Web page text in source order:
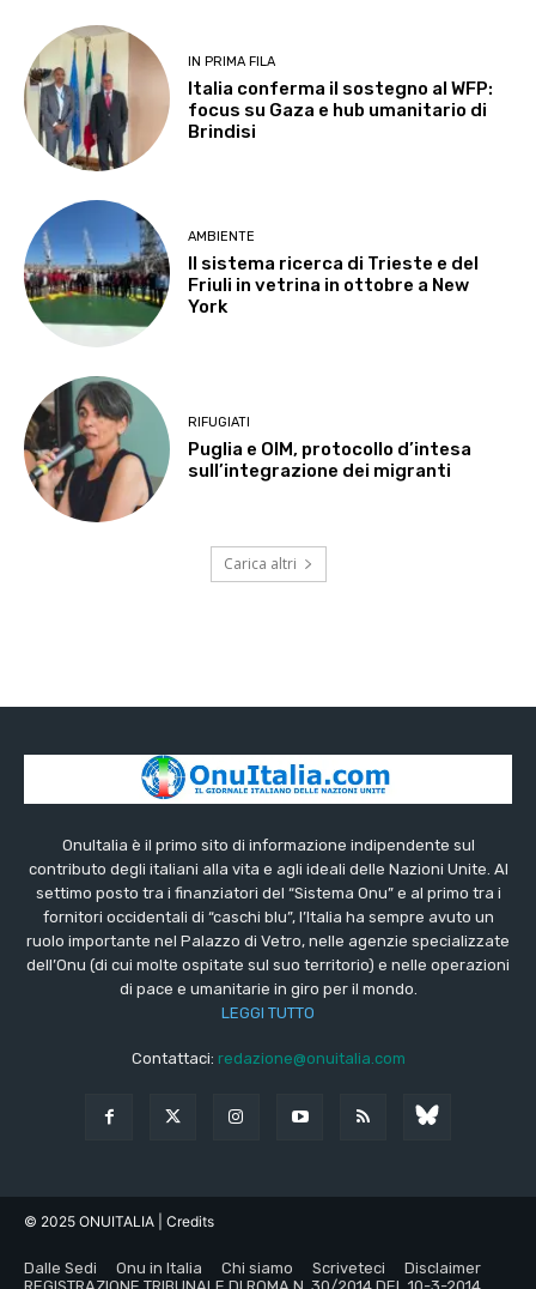
IN PRIMA FILA
Italia conferma il sostegno al WFP:
focus su Gaza e hub umanitario di
Brindisi
AMBIENTE
Il sistema ricerca di Trieste e del
Friuli in vetrina in ottobre a New
York
RIFUGIATI
Puglia e OIM, protocollo d’intesa
sull’integrazione dei migranti
Carica altri
OnuItalia è il primo sito di informazione indipendente sul
contributo degli italiani alla vita e agli ideali delle Nazioni Unite. Al
settimo posto tra i finanziatori del “Sistema Onu” e al primo tra i
fornitori occidentali di “caschi blu”, l’Italia ha sempre avuto un
ruolo importante nel Palazzo di Vetro, nelle agenzie specializzate
dell’Onu (di cui molte ospitate sul suo territorio) e nelle operazioni
di pace e umanitarie in giro per il mondo.
LEGGI TUTTO
Contattaci: redazione@onuitalia.com
© 2025 ONUITALIA | Credits
Dalle Sedi Onu in Italia Chi siamo Scriveteci
Disclaimer